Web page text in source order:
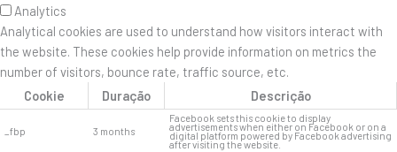
Analytics
Analytical cookies are used to understand how visitors interact with
the website. These cookies help provide information on metrics the
number of visitors, bounce rate, traffic source, etc.
Cookie
Duração Descrição
_fbp 3 months
Facebook sets this cookie to display
advertisements when either on Facebook or on a
digital platform powered by Facebook advertising
after visiting the website.